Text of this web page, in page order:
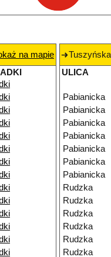
na mapie
ULICA
Pabianicka
Pabianicka
Pabianicka
Pabianicka
Pabianicka
Pabianicka
Pabianicka
Rudzka
Rudzka
Rudzka
Rudzka
Rudzka
Rudzka